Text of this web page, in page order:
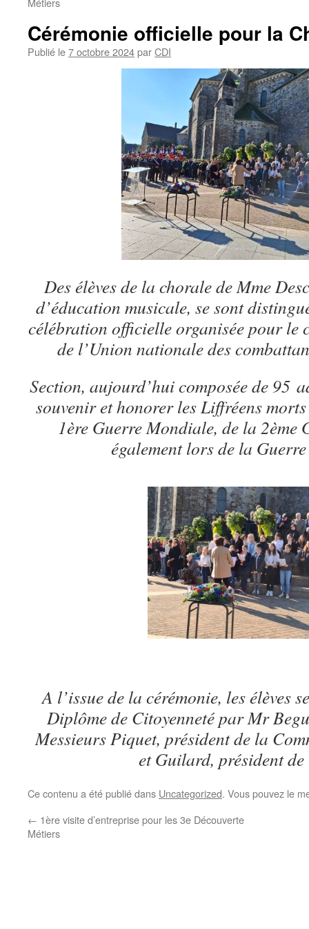
Cérémonie officielle pour la
Publié le7 octobre 2024parCDI
Des élèves de la chorale de Mme
d’éducation musicale, se sont
célébration officielle organisée pour le
de l’Union nationale des
Section, aujourd’hui composée de 95
souvenir et honorer les Liffréens
1ère Guerre Mondiale, de la 2ème
également lors de la
A l’issue de la cérémonie, les élèves
Diplôme de Citoyenneté par Mr
Messieurs Piquet, président de la
et Guilard, président de
Ce contenu a été publié dans Uncategorized. Vous pouvez le
← 1ère visite d’entreprise pour les 3e Découverte
Métiers